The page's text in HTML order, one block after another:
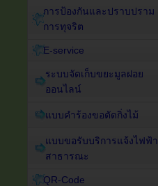
การป้องกันและปราบปราม
การทุจริต
E-service
ระบบจัดเก็บขยะมูลฝอย
ออนไลน์
แบบคำร้องขอตัดกิ่งไม้
แบบขอรับบริการแจ้งไฟฟ้า
สาธารณะ
QR-Code